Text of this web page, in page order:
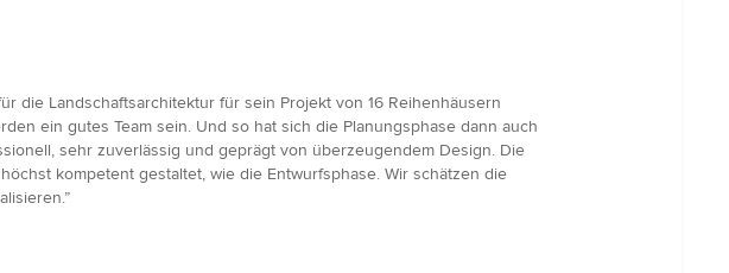
die Landschaftsarchitektur für sein Projekt von 16 Reihenhäusern
ein gutes Team sein. Und so hat sich die Planungsphase dann auch
sehr zuverlässig und geprägt von überzeugendem Design. Die
kompetent gestaltet, wie die Entwurfsphase. Wir schätzen die